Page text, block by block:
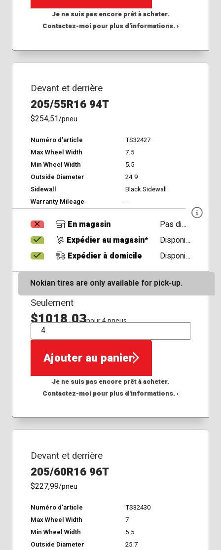
Je ne suis pas encore prêt à acheter.
Contactez-moi pour plus d'informations. ›
Devant et derrière
205/55R16 94T
$254,51/pneu
Numéro d'article
TS32427
Max Wheel Width
7.5
Min Wheel Width
5.5
Outside Diameter
24.9
Sidewall
Black Sidewall
Warranty Mileage
-
En magasin
Pas disponible
Expédier au magasin*
Disponible
Expédier à domicile
Disponible
Nokian tires are only available for pick-up.
Seulement
$1018,03pour 4 pneus
QTÉ
Ajouter au panier
Je ne suis pas encore prêt à acheter.
Contactez-moi pour plus d'informations. ›
Devant et derrière
205/60R16 96T
$227,99/pneu
Numéro d'article
TS32430
Max Wheel Width
7
Min Wheel Width
5.5
Outside Diameter
25.7